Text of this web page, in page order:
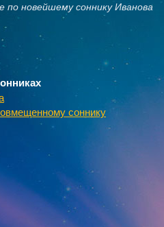
по новейшему соннику Иванова
соннику